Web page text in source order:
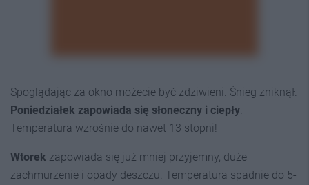
Spoglądając za okno możecie być zdziwieni. Śnieg zniknął.
Poniedziałek zapowiada się słoneczny i ciepły
Temperatura wzrośnie do nawet 13 stopni!
Wtorek zapowiada się już mniej przyjemny, duże
zachmurzenie i opady deszczu. Temperatura spadnie do 5-